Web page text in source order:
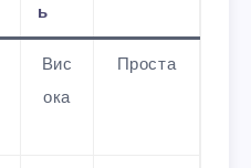
ь
Вис
ока
Проста